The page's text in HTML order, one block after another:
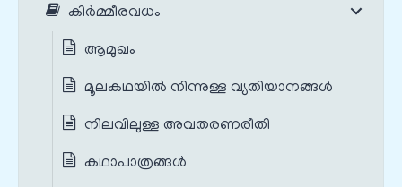
കിർമ്മീരവധം
ആമുഖം
മൂലകഥയില്‍ നിന്നുള്ള വ്യതിയാനങ്ങള്‍
നിലവിലുള്ള അവതരണരീതി
കഥാപാത്രങ്ങൾ